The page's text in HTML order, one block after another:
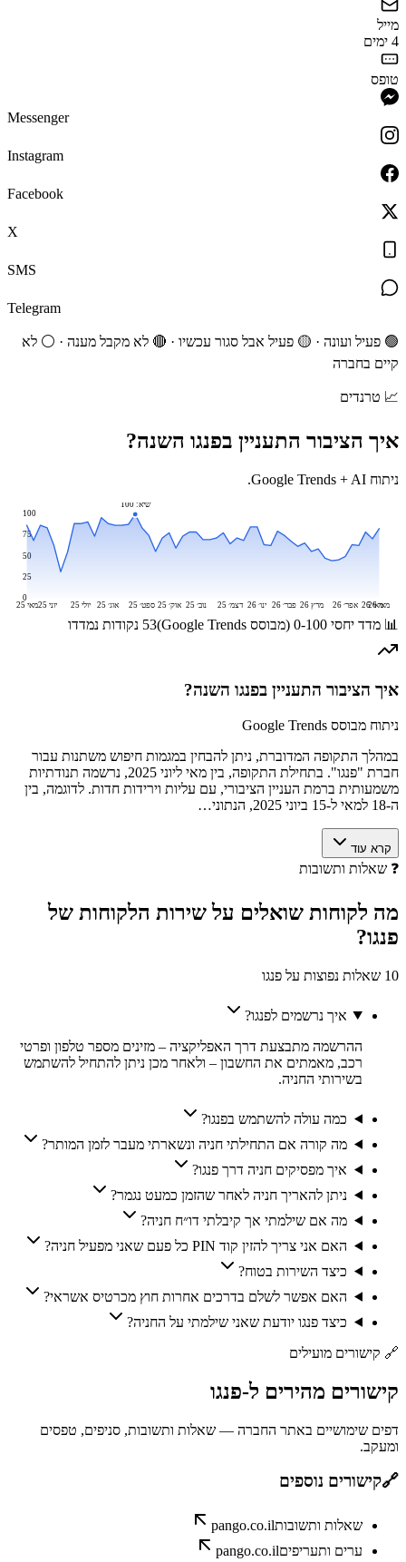
מייל
4 ימים
טופס
Messenger
Instagram
Facebook
X
SMS
Telegram
🟢 פעיל ועונה · 🟡 פעיל אבל סגור עכשיו · 🔴 לא מקבל מענה · ⚪ לא
קיים בחברה
📈 טרנדים
איך הציבור התעניין בפנגו השנה?
ניתוח Google Trends + AI.
0
25
50
75
100
שיא:100
מאי 25 יוני 25 יולי 25 אוג׳ 25 ספט׳ 25 אוק׳ 25 נוב׳ 25 דצמ׳ 25 ינו׳ 26 פבר׳ 26 מרץ 26 אפר׳ 26 מאי 26מאי 26
📊 מדד יחסי 0-100 (מבוסס Google Trends) 53 נקודות נמדדו
איך הציבור התעניין בפנגו השנה?
ניתוח מבוסס Google Trends
במהלך התקופה המדוברת, ניתן להבחין במגמות חיפוש משתנות עבור
חברת "פנגו". בתחילת התקופה, בין מאי ליוני 2025, נרשמה תנודתיות
משמעותית ברמת העניין הציבורי, עם עליות וירידות חדות. לדוגמה, בין
ה-18 למאי ל-15 ביוני 2025, הנתוני…
קרא עוד
❓ שאלות ותשובות
מה לקוחות שואלים על שירות הלקוחות של
פנגו?
10 שאלות נפוצות על פנגו
איך נרשמים לפנגו?
ההרשמה מתבצעת דרך האפליקציה – מזינים מספר טלפון ופרטי
רכב, מאמתים את החשבון – ולאחר מכן ניתן להתחיל להשתמש
בשירותי החניה.
כמה עולה להשתמש בפנגו?
מה קורה אם התחילתי חניה ונשארתי מעבר לזמן המותר?
איך מפסיקים חניה דרך פנגו?
ניתן להאריך חניה לאחר שהזמן כמעט נגמר?
מה אם שילמתי אך קיבלתי דו״ח חניה?
האם אני צריך להזין קוד PIN כל פעם שאני מפעיל חניה?
כיצד השירות בטוח?
האם אפשר לשלם בדרכים אחרות חוץ מכרטיס אשראי?
כיצד פנגו יודעת שאני שילמתי על החניה?
🔗 קישורים מועילים
קישורים מהירים ל-פנגו
דפים שימושיים באתר החברה — שאלות ותשובות, סניפים, טפסים
ומעקב.
🔗קישורים נוספים
שאלות ותשובותpango.co.il
ערים ותעריפיםpango.co.il